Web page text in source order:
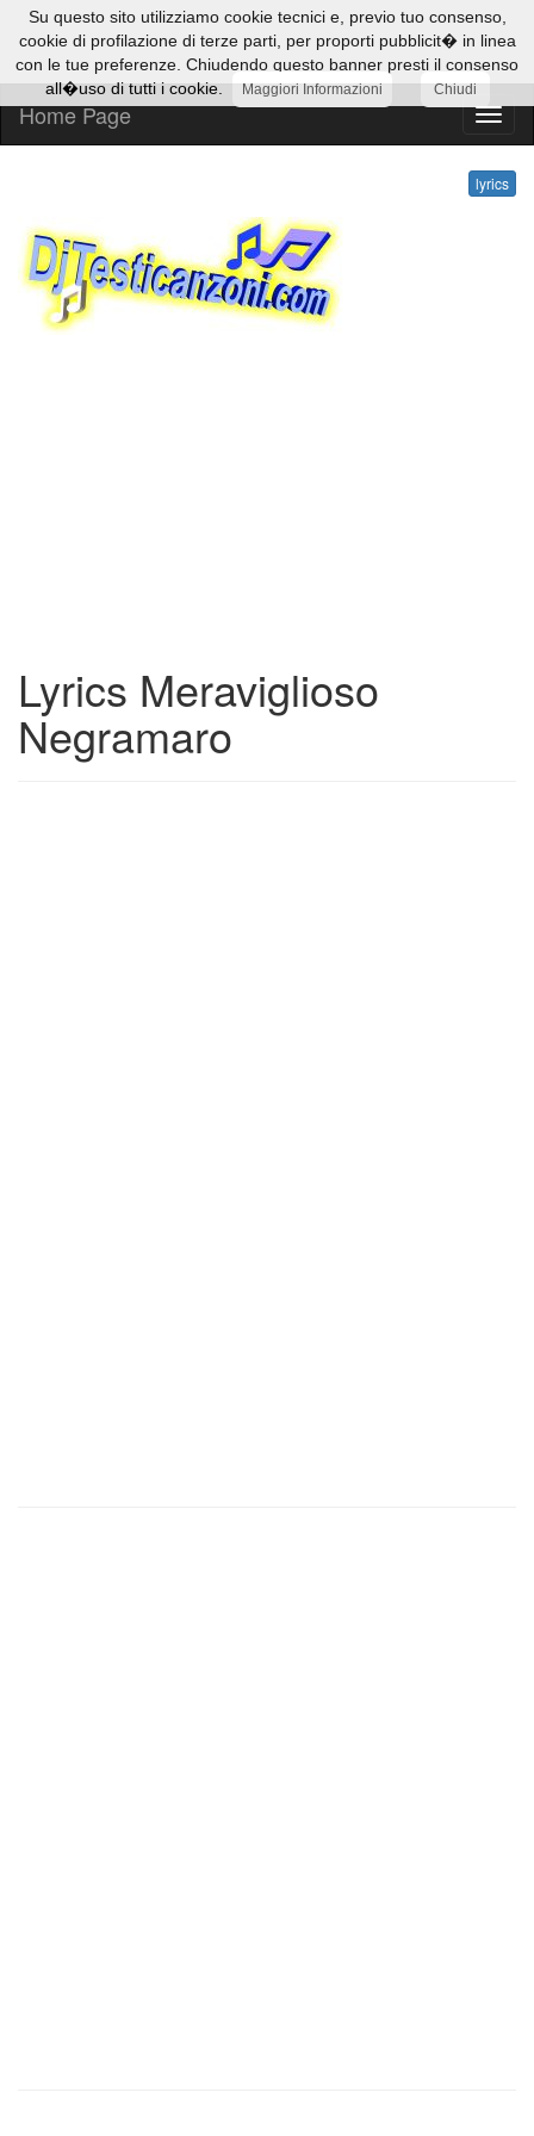
lyrics
Home Page
lyrics
Lyrics Meraviglioso
Negramaro
Su questo sito utilizziamo cookie tecnici e, previo tuo consenso,
cookie di profilazione di terze parti, per proporti pubblicit� in linea
con le tue preferenze. Chiudendo questo banner presti il consenso
all�uso di tutti i cookie.
Maggiori Informazioni Chiudi